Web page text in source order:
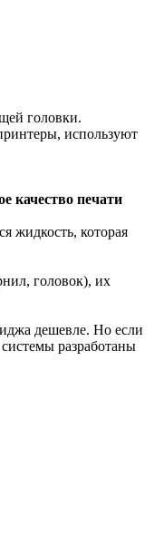
головки.
используют
качество печати
жидкость, которая
головок), их
дешевле. Но если
разработаны